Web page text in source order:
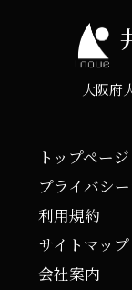
大阪府
トップページ
プライバシ
利用規約
サイトマップ
会社案内